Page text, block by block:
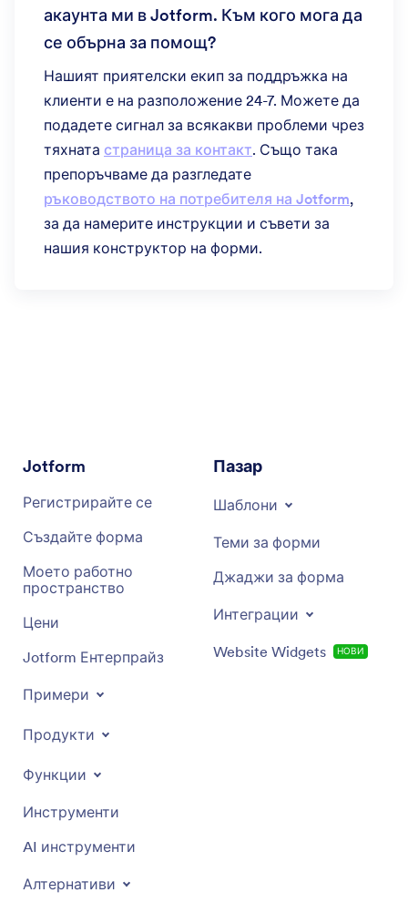
акаунта ми в Jotform. Към кого мога да
се обърна за помощ?
Нашият приятелски екип за поддръжка на
клиенти е на разположение 24-7. Можете да
подадете сигнал за всякакви проблеми чрез
тяхната страница за контакт. Също така
препоръчваме да разгледате
ръководството на потребителя на Jotform,
за да намерите инструкции и съвети за
нашия конструктор на форми.
Jotform
Регистрирайте се
Създайте форма
Моето работно
пространство
Цени
Jotform Ентерпрайз
Примери
Продукти
Функции
Инструменти
AI инструменти
Алтернативи
Пазар
Шаблони
Теми за форми
Джаджи за форма
Интеграции
Website Widgets НОВИ